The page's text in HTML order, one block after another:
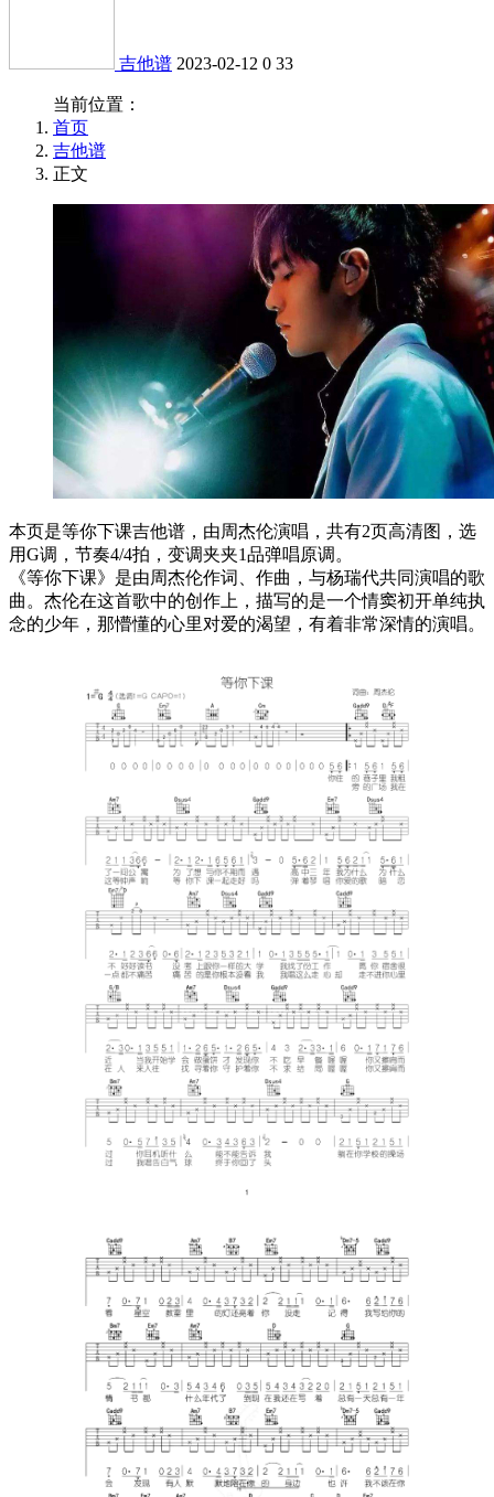
吉他谱 2023-02-12 0 33
当前位置：
首页
吉他谱
正文
本页是等你下课吉他谱，由周杰伦演唱，共有2页高清图，选
用G调，节奏4/4拍，变调夹夹1品弹唱原调。
《等你下课》是由周杰伦作词、作曲，与杨瑞代共同演唱的歌
曲。杰伦在这首歌中的创作上，描写的是一个情窦初开单纯执
念的少年，那懵懂的心里对爱的渴望，有着非常深情的演唱。